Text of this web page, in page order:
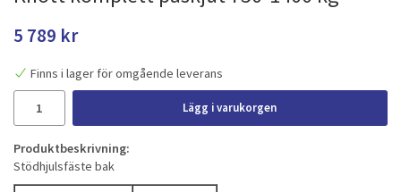
5 789 kr
Finns i lager för omgående leverans
Lägg i varukorgen
Produktbeskrivning:
Stödhjulsfäste bak